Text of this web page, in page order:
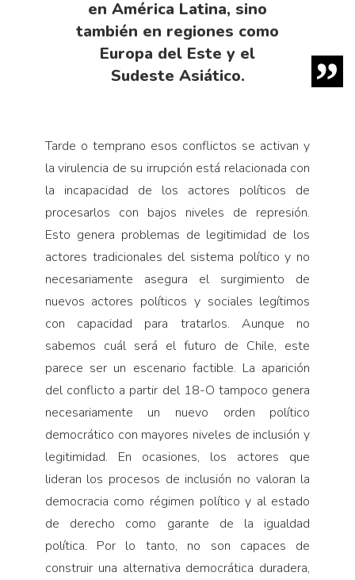
en América Latina, sino
también en regiones como
Europa del Este y el
Sudeste Asiático.
Tarde o temprano esos conflictos se activan y
la virulencia de su irrupción está relacionada con
la incapacidad de los actores políticos de
procesarlos con bajos niveles de represión.
Esto genera problemas de legitimidad de los
actores tradicionales del sistema político y no
necesariamente asegura el surgimiento de
nuevos actores políticos y sociales legítimos
con capacidad para tratarlos. Aunque no
sabemos cuál será el futuro de Chile, este
parece ser un escenario factible. La aparición
del conflicto a partir del 18-O tampoco genera
necesariamente un nuevo orden político
democrático con mayores niveles de inclusión y
legitimidad. En ocasiones, los actores que
lideran los procesos de inclusión no valoran la
democracia como régimen político y al estado
de derecho como garante de la igualdad
política. Por lo tanto, no son capaces de
construir una alternativa democrática duradera,